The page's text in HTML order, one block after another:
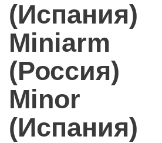
(Испания)
Miniarm
(Россия)
Minor
(Испания)